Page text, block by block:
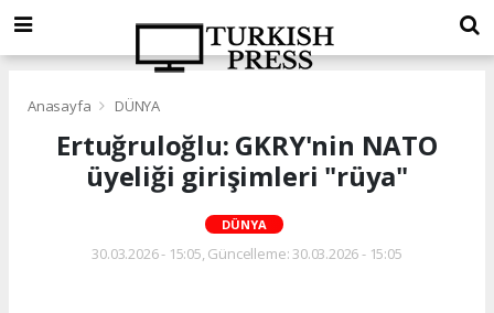
Anasayfa DÜNYA
Ertuğruloğlu: GKRY'nin NATO
üyeliği girişimleri "rüya"
DÜNYA
30.03.2026 - 15:05, Güncelleme: 30.03.2026 - 15:05